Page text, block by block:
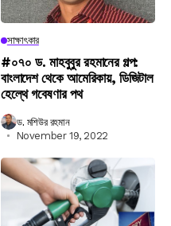
সাক্ষাৎকার
#০৭০ ড. মাহবুবুর রহমানের গল্প:
বাংলাদেশ থেকে আমেরিকায়, ডিজিটাল
হেল্থে গবেষণার পথ
ড. মশিউর রহমান
November 19, 2022